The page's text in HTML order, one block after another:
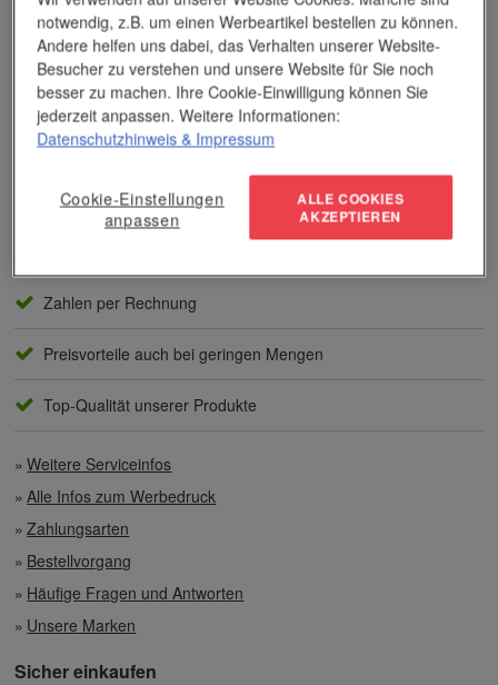
Das Unternehmen verfügt über jahrzehntelange Erfahrung im
Bereich der Werbemittelveredelung und im Werbeartikel-Markt.
Dieses Wissen kommt unseren Kunden tagtäglich zugute,
insbesondere wenn es um professionellenWerbedruck
andere Veredelungsverfahren geht.
Unser Service
Zahlen per Rechnung
Preisvorteile auch bei geringen Mengen
Top-Qualität unserer Produkte
Weitere Serviceinfos
Alle Infos zum Werbedruck
Zahlungsarten
Bestellvorgang
Häufige Fragen und Antworten
Unsere Marken
Sicher einkaufen
notwendig, z.B. um einen Werbeartikel bestellen zu können.
Andere helfen uns dabei, das Verhalten unserer Website-
Besucher zu verstehen und unsere Website für Sie noch
besser zu machen. Ihre Cookie-Einwilligung können Sie
jederzeit anpassen. Weitere Informationen:
Datenschutzhinweis & Impressum
Cookie-Einstellungen
anpassen
ALLE COOKIES
AKZEPTIEREN